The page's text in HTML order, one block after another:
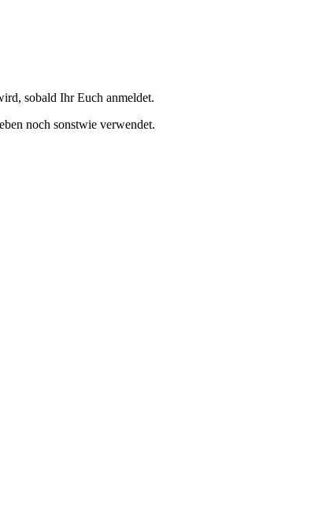
sobald Ihr Euch anmeldet.
noch sonstwie verwendet.